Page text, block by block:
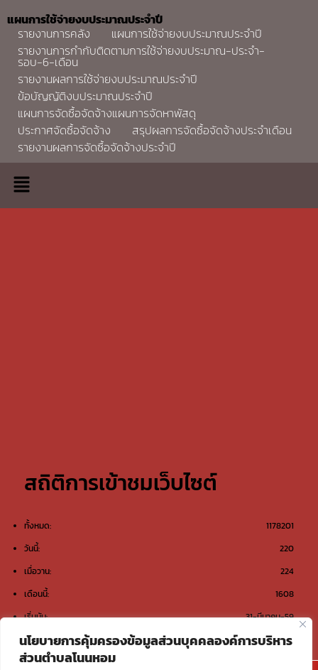
นโยบายการคุ้มครองข้อมูลส่วนบุคคลองค์การบริหาร
ส่วนตำบลโนนหอม
แผนการใช้จ่ายงบประมาณประจำปี
รายงานการคลัง
แผนการใช้จ่ายงบประมาณประจำปี
รายงานการกำกับติดตามการใช้จ่ายงบประมาณ-ประจำ-
รอบ-6-เดือน
รายงานผลการใช้จ่ายงบประมาณประจำปี
ข้อบัญญัติงบประมาณประจำปี
แผนการจัดซื้อจัดจ้างแผนการจัดหาพัสดุ
ประกาศจัดซื้อจัดจ้าง
สรุปผลการจัดซื้อจัดจ้างประจำเดือน
รายงานผลการจัดซื้อจัดจ้างประจำปี
สถิติการเข้าชมเว็บไซต์
1178201
ทั้งหมด:
220
วันนี้:
224
เมื่อวาน:
1608
เดือนนี้:
31-มีนาคม-59
เริ่มนับ: